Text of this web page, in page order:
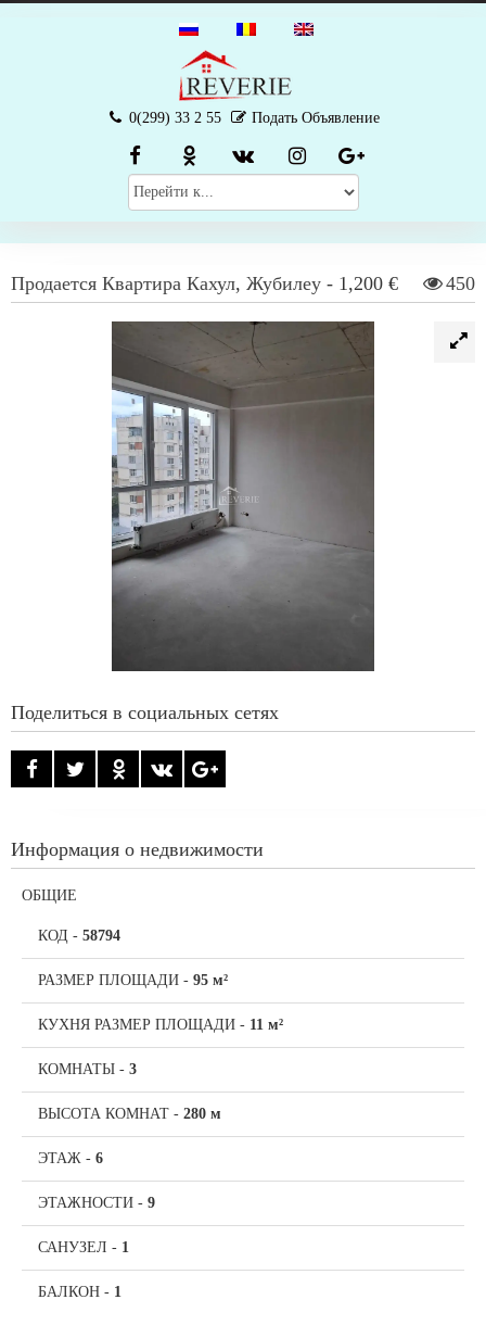
0(299) 33 2 55 Подать Объявление
Продается Квартира Кахул, Жубилеу - 1,200 € 450
Поделиться в социальных сетях
Информация о недвижимости
ОБЩИЕ
КОД - 58794
РАЗМЕР ПЛОЩАДИ - 95 м²
КУХНЯ РАЗМЕР ПЛОЩАДИ - 11 м²
КОМНАТЫ - 3
ВЫСОТА КОМНАТ - 280 м
ЭТАЖ - 6
ЭТАЖНОСТИ - 9
САНУЗЕЛ - 1
БАЛКОН - 1